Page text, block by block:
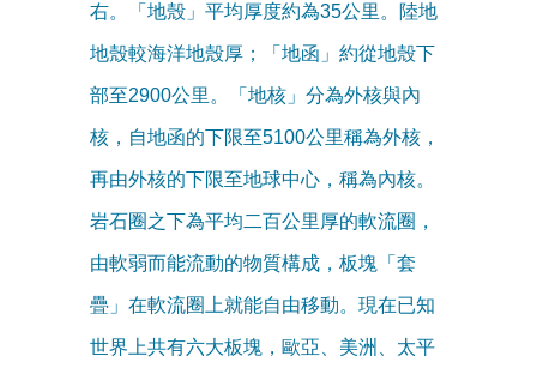
右。「地殼」平均厚度約為35公里。陸地
地殼較海洋地殼厚；「地函」約從地殼下
部至2900公里。「地核」分為外核與內
核，自地函的下限至5100公里稱為外核，
再由外核的下限至地球中心，稱為內核。
岩石圈之下為平均二百公里厚的軟流圈，
由軟弱而能流動的物質構成，板塊「套
疊」在軟流圈上就能自由移動。現在已知
世界上共有六大板塊，歐亞、美洲、太平